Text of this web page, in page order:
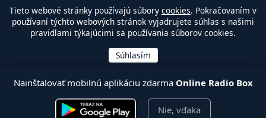
Tieto webové stránky používajú súbory cookies. Pokračovaním v
používaní týchto webových stránok vyjadrujete súhlas s našimi
pravidlami týkajúcimi sa používania súborov cookies.
Nainštalovať mobilnú aplikáciu zdarma Online Radio Box
Nie, vďaka